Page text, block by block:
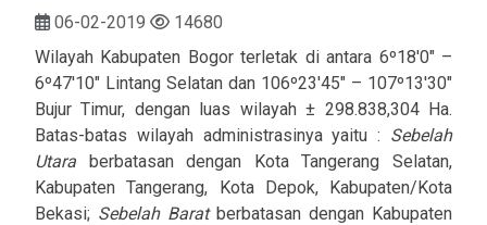
06-02-2019
14680
Wilayah Kabupaten Bogor terletak di antara 6º18'0" –
6º47'10" Lintang Selatan dan 106º23'45" – 107º13'30"
Bujur Timur, dengan luas wilayah ± 298.838,304 Ha.
Batas-batas wilayah administrasinya yaitu : Sebelah
Utara berbatasan dengan Kota Tangerang Selatan,
Kabupaten Tangerang, Kota Depok, Kabupaten/Kota
Bekasi; Sebelah Baratberbatasan dengan Kabupaten